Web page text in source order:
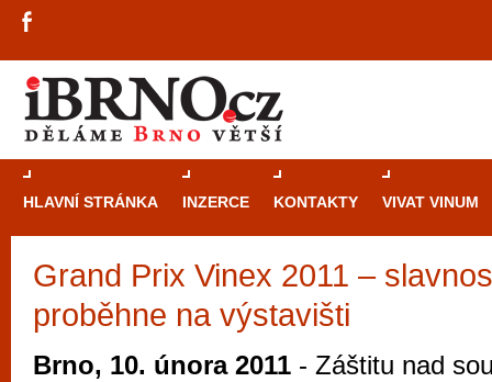
HLAVNÍ STRÁNKA INZERCE KONTAKTY VIVAT VINUM
Grand Prix Vinex 2011 –
proběhne na výstavišti
Brno, 10. února 2011 - Záštitu nad
Průvodce
Brně: Od